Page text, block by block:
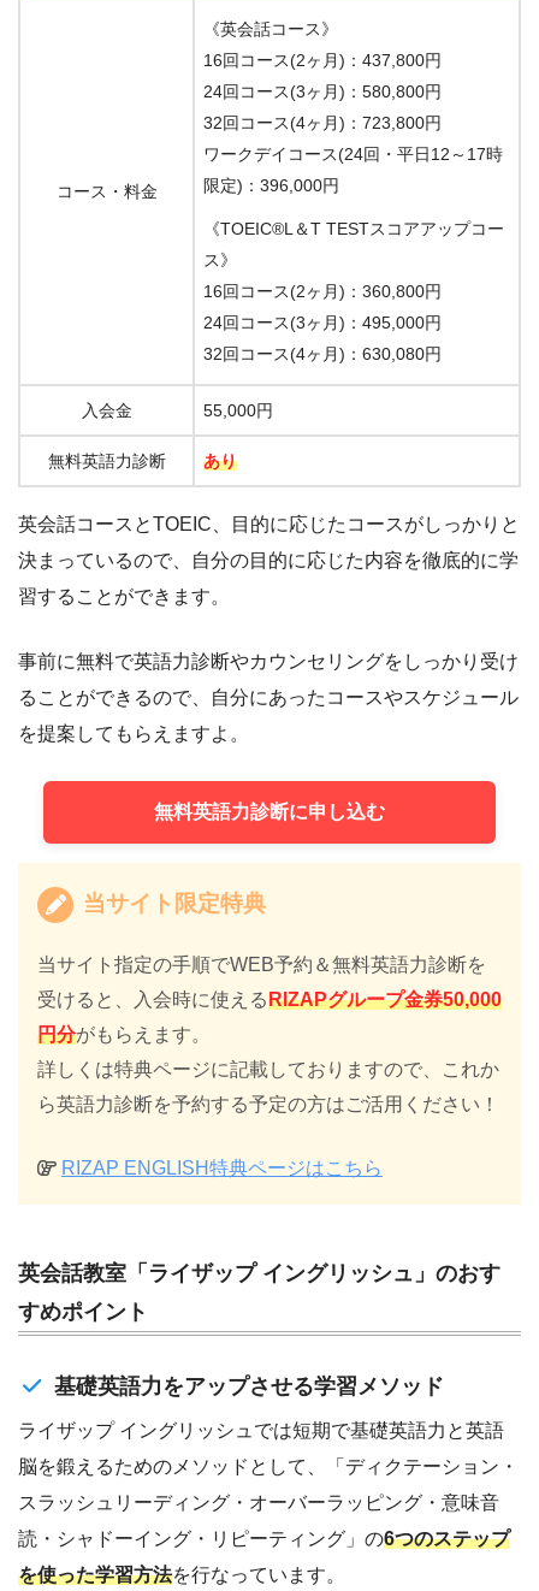
コース・料金
《英会話コース》
16回コース(2ヶ月)：437,800円
24回コース(3ヶ月)：580,800円
32回コース(4ヶ月)：723,800円
ワークデイコース(24回・平日12～17時
限定)：396,000円
《TOEIC®L＆T TESTスコアアップコー
ス》
16回コース(2ヶ月)：360,800円
24回コース(3ヶ月)：495,000円
32回コース(4ヶ月)：630,080円
入会金 55,000円
無料英語力診断 あり
英会話コースとTOEIC、目的に応じたコースがしっかりと
決まっているので、自分の目的に応じた内容を徹底的に学
習することができます。
事前に無料で英語力診断やカウンセリングをしっかり受け
ることができるので、自分にあったコースやスケジュール
を提案してもらえますよ。
無料英語力診断に申し込む
当サイト限定特典
当サイト指定の手順でWEB予約＆無料英語力診断を
受けると、入会時に使えるRIZAPグループ金券50,000
円分がもらえます。
詳しくは特典ページに記載しておりますので、これか
ら英語力診断を予約する予定の方はご活用ください！
RIZAP ENGLISH特典ページはこちら
英会話教室「ライザップ イングリッシュ」のおす
すめポイント
基礎英語力をアップさせる学習メソッド
ライザップ イングリッシュでは短期で基礎英語力と英語
脳を鍛えるためのメソッドとして、「ディクテーション・
スラッシュリーディング・オーバーラッピング・意味音
読・シャドーイング・リピーティング」の6つのステップ
を使った学習方法を行なっています。